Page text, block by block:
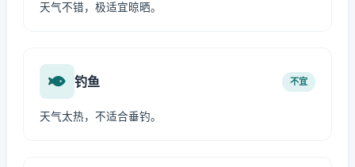
天气不错，极适宜晾晒。
钓鱼 不宜
天气太热，不适合垂钓。